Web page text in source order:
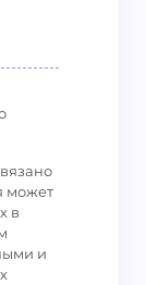
может
в
и